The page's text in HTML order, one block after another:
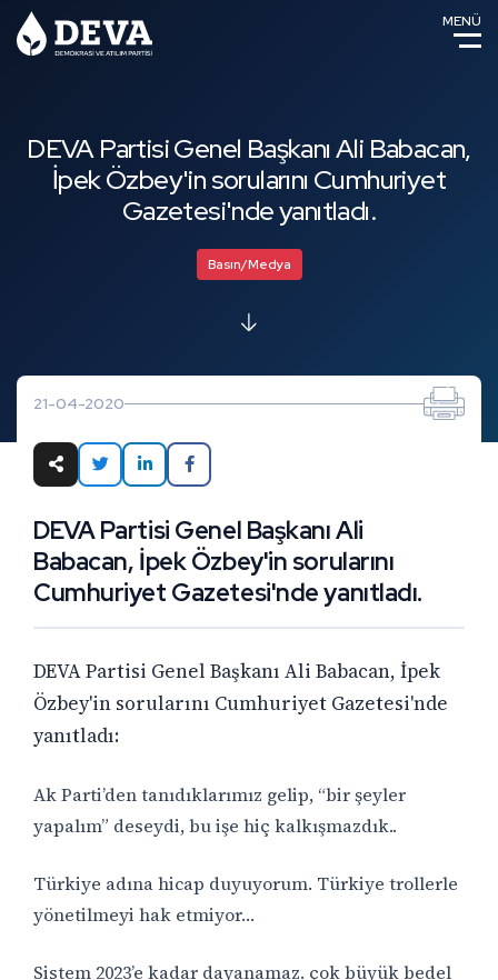
MENÜ
DEVA Partisi Genel Başkanı Ali Babacan,
İpek Özbey'in sorularını Cumhuriyet
Gazetesi'nde yanıtladı.
Basın/Medya
21-04-2020
DEVA Partisi Genel Başkanı Ali
Babacan, İpek Özbey'in sorularını
Cumhuriyet Gazetesi'nde yanıtladı.
DEVA Partisi Genel Başkanı Ali Babacan, İpek
Özbey'in sorularını Cumhuriyet Gazetesi'nde
yanıtladı:
Ak Parti’den tanıdıklarımız gelip, “bir şeyler
yapalım” deseydi, bu işe hiç kalkışmazdık..
Türkiye adına hicap duyuyorum. Türkiye trollerle
yönetilmeyi hak etmiyor…
Sistem 2023’e kadar dayanamaz. çok büyük bedel